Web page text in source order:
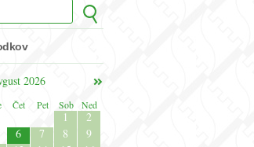
2026
Čet Pet Sob Ned
1
2
6 7 8
9